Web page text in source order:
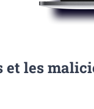
et les